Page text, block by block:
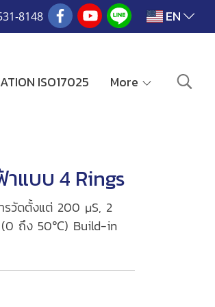
8148 EN
ISO17025 More
แบบ 4 Rings
รวัดตั้งแต่ 200 μS, 2
(0 ถึง 50℃) Build-in